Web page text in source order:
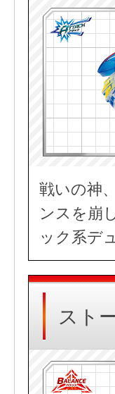
戦いの神
ンスを崩
ック系デ
スト